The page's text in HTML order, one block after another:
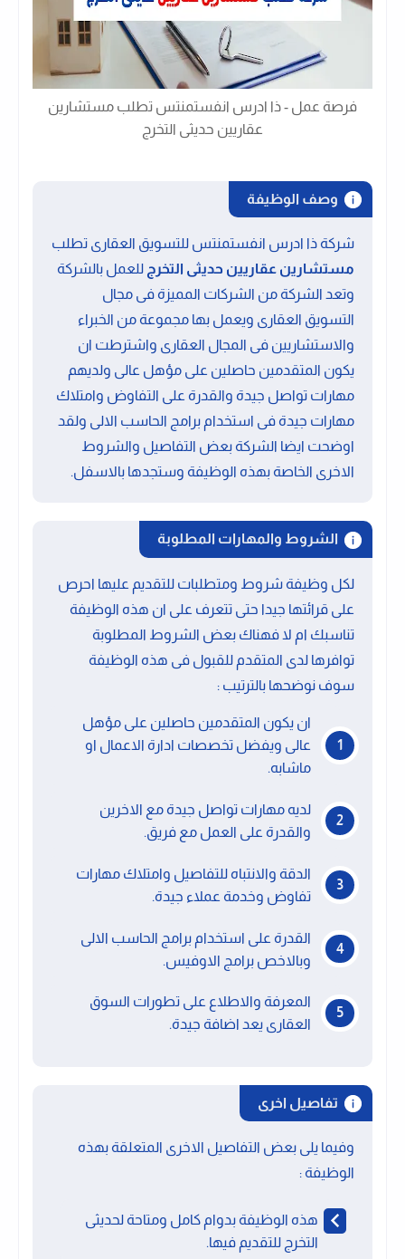
فرصة عمل - ذا ادرس انفستمنتس تطلب مستشارين
عقاريين حديثى التخرج
وصف الوظيفة
شركة ذا ادرس انفستمنتس للتسويق العقارى تطلب
مستشارين عقاريين حديثى التخرج للعمل بالشركة
وتعد الشركة من الشركات المميزة فى مجال
التسويق العقارى ويعمل بها مجموعة من الخبراء
والاستشاريين فى المجال العقارى واشترطت ان
يكون المتقدمين حاصلين على مؤهل عالى ولديهم
مهارات تواصل جيدة والقدرة على التفاوض وامتلاك
مهارات جيدة فى استخدام برامج الحاسب الالى ولقد
اوضحت ايضا الشركة بعض التفاصيل والشروط
الاخرى الخاصة بهذه الوظيفة وستجدها بالاسفل.
الشروط والمهارات المطلوبة
لكل وظيفة شروط ومتطلبات للتقديم عليها احرص
على قرائتها جيدا حتى تتعرف على ان هذه الوظيفة
تناسبك ام لا فهناك بعض الشروط المطلوبة
توافرها لدى المتقدم للقبول فى هذه الوظيفة
سوف نوضحها بالترتيب :
ان يكون المتقدمين حاصلين على مؤهل
عالى ويفضل تخصصات ادارة الاعمال او
ماشابه.
لديه مهارات تواصل جيدة مع الاخرين
والقدرة على العمل مع فريق.
الدقة والانتباه للتفاصيل وامتلاك مهارات
تفاوض وخدمة عملاء جيدة.
القدرة على استخدام برامج الحاسب الالى
وبالاخص برامج الاوفيس.
المعرفة والاطلاع على تطورات السوق
العقارى يعد اضافة جيدة.
تفاصيل اخرى
وفيما يلى بعض التفاصيل الاخرى المتعلقة بهذه
الوظيفة :
هذه الوظيفة بدوام كامل ومتاحة لحديثى
التخرج للتقديم فيها.